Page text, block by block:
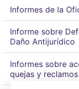
Informes de la
Informe sobre
Daño Antijurídico
Informes sobre
quejas y reclamos